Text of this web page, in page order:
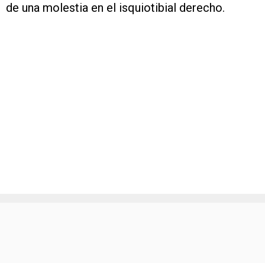
de una molestia en el isquiotibial derecho.